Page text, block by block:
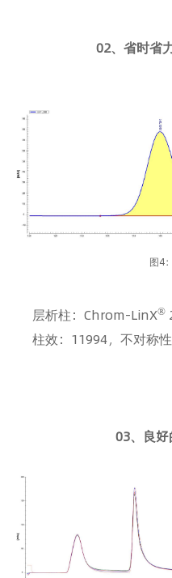
02、省时省
图4
层析柱：Chrom-LinX®
柱效：11994，不对称
03、良